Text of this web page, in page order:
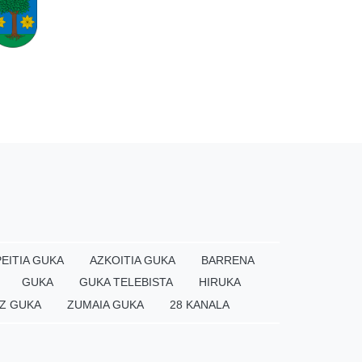
GUKA AZKOITIA GUKA
BARRENA
GUKA
GUKA TELEBISTA
HIRUKA
GUKA
ZUMAIA GUKA 28 KANALA